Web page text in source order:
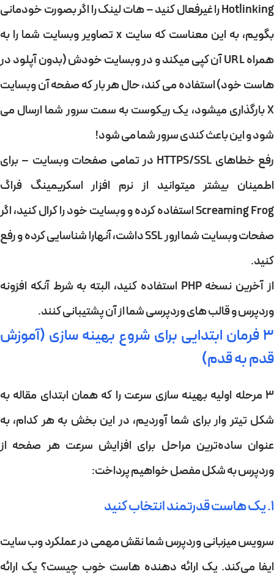
Hotlinking را غیرفعال کنید – هات لینک را اگر بصورت خودمانی
بگویم، به این معناست که سایت x تصاویر وبسایت شما را به
همراه URL آن کپی میکند و در وبسایت خودش (بدون آپلود در
هاست خود) استفاده می کند، حال هر بار که صفحه آن وبسایت
X بارگذاری میشود، یک ریکوست به سمت سرور شما ارسال می
شود و این باعث کندی سرور شما می شود!
رفع خطاهای HTTPS/SSL در تمامی صفحات وبسایت – برای
اطمینان بیشتر میتوانید از نرم افزار اسکریمینگ فراگ
Screaming Frog استفاده کرده و وبسایت خود را کرال کنید، اگر
صفحات وبسایت شما ارور SSL داشت، آنهارا شناسایی کرده و رفع
کنید.
از آخرین نسخه PHP استفاده کنید، البته به شرط آنکه افزونه
وردپرس و قالب های وردپرسی شما از آن پشتیبانی کنند.
۳ فرمان ابتدایی برای شروع بهینه سازی (آموزش
قدم به قدم)
3 مرحله اولیه بهینه سازی سرعت را که همان ابتدای مقاله به
شکل تیتر وار برای شما آوردیم، در این بخش به هر کدام، به
عنوان ساده‌ترین مراحل برای افزایش سرعت هر صفحه از
وردپرس به شکل مفصل خواهیم پرداخت:
۱. یک هاست قدرتمند انتخاب کنید
سرویس میزبانی وردپرس شما نقش مهمی در عملکرد وب سایت
ایفا می‌کند. یک ارائه دهنده هاست خوب چیست؟ یک ارائه